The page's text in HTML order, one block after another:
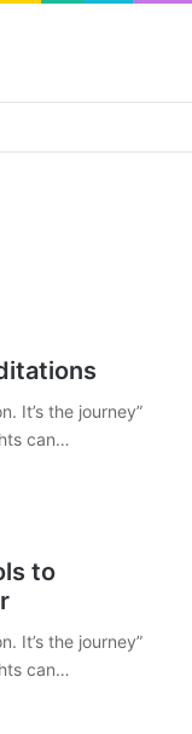
It’s the journey”
can…
to
It’s the journey”
can…